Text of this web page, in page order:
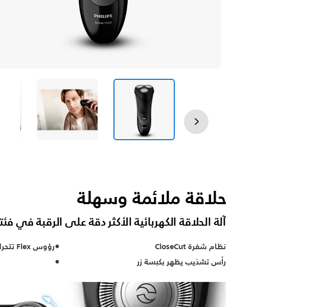
حلاقة ملائمة وسهلة
آلة الحلاقة الكهربائية الأكثر دقة على الرقبة في
نظام شفرة CloseCut
رؤوس Flex تتحرك بأربعة اتجاهات
رأس تشذيب يظهر بكبسة زر